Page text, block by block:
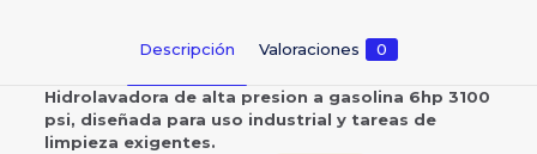
Descripción Valoraciones 0
Hidrolavadora de alta presion a gasolina 6hp 3100
psi, diseñada para uso industrial y tareas de
limpieza exigentes.